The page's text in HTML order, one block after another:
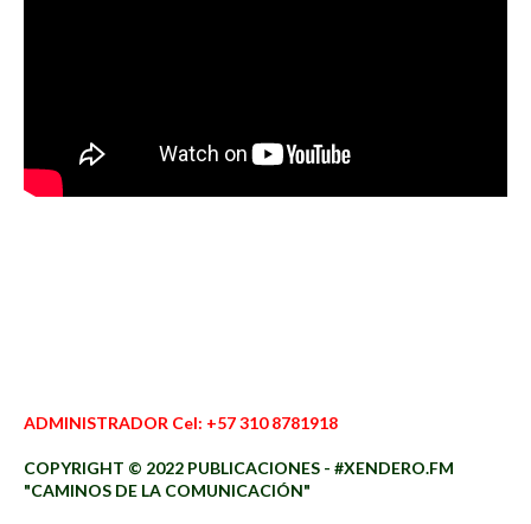
ADMINISTRADOR Cel: +57 310 8781918
COPYRIGHT © 2022 PUBLICACIONES - #XENDERO.FM
"CAMINOS DE LA COMUNICACIÓN"